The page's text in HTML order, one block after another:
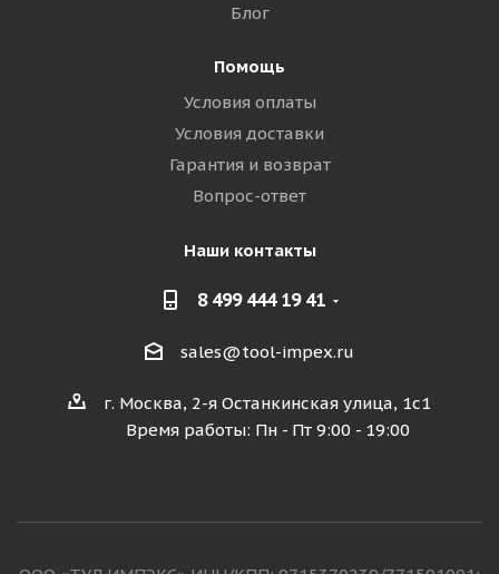
Блог
Помощь
Условия оплаты
Условия доставки
Гарантия и возврат
Вопрос-ответ
Наши контакты
8 499 444 19 41
sales@tool-impex.ru
г. Москва, 2-я Останкинская улица, 1с1
Время работы: Пн - Пт 9:00 - 19:00